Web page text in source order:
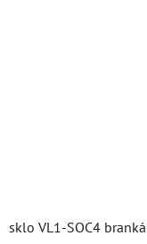
sklo VL1-SOC4